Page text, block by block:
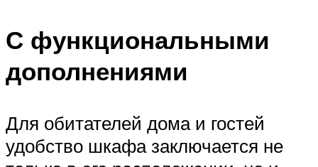
С функциональными
дополнениями
Для обитателей дома и гостей
удобство шкафа заключается не